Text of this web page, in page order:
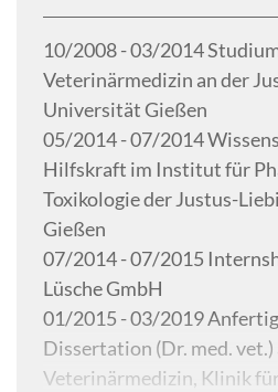
10/2008 - 03/2014
Veterinärmedizin an der
Universität Gießen
05/2014 - 07/2014
Hilfskraft im Institut für
Toxikologie der Justus-
Gießen
07/2014 - 07/2015
Lüsche GmbH
01/2015 - 03/2019
Dissertation (Dr. med.
Veterinärmedizin, Klinik